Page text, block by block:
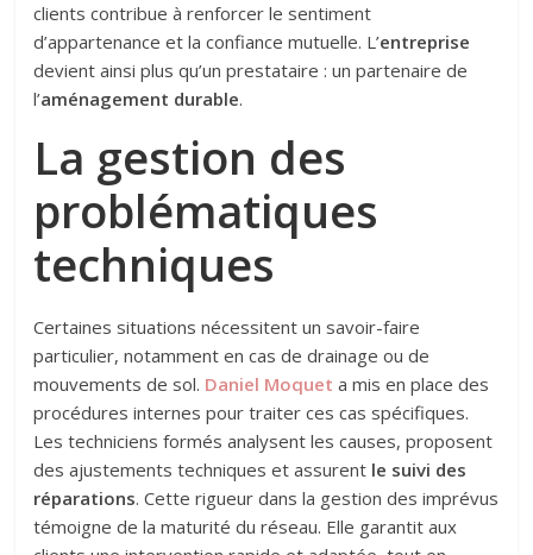
clients contribue à renforcer le sentiment
d’appartenance et la confiance mutuelle. L’entreprise
devient ainsi plus qu’un prestataire : un partenaire de
l’aménagement durable.
La gestion des
problématiques
techniques
Certaines situations nécessitent un savoir-faire
particulier, notamment en cas de drainage ou de
mouvements de sol. Daniel Moquet a mis en place des
procédures internes pour traiter ces cas spécifiques.
Les techniciens formés analysent les causes, proposent
des ajustements techniques et assurent le suivi des
réparations. Cette rigueur dans la gestion des imprévus
témoigne de la maturité du réseau. Elle garantit aux